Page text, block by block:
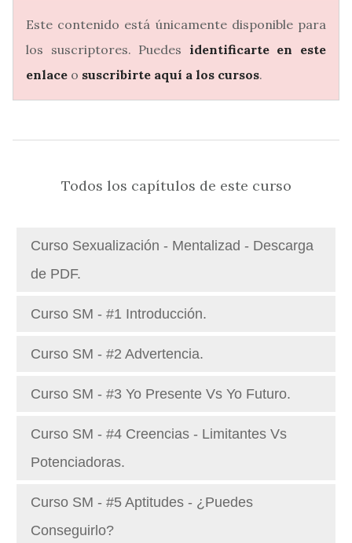
Este contenido está únicamente disponible para
los suscriptores. Puedes identificarte en este
enlace o suscribirte aquí a los cursos.
Todos los capítulos de este curso
Curso Sexualización - Mentalizad - Descarga
de PDF.
Curso SM - #1 Introducción.
Curso SM - #2 Advertencia.
Curso SM - #3 Yo Presente Vs Yo Futuro.
Curso SM - #4 Creencias - Limitantes Vs
Potenciadoras.
Curso SM - #5 Aptitudes - ¿Puedes
Conseguirlo?